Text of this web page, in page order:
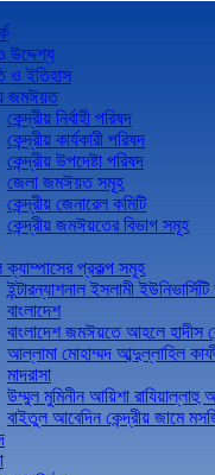
উদ্দেশ্য
ও ইতিহাস
জমঈয়ত
কেন্দ্রীয় নির্বাহী পরিষদ
কেন্দ্রীয় কার্যকারী পরিষদ
কেন্দ্রীয় উপদেষ্টা পরিষদ
জেলা জমঈয়ত সমূহ
কেন্দ্রীয় জেনারেল কমিটি
কেন্দ্রীয় জমঈয়তের বিভাগ সমূহ
ক্যাম্পাসের প্রকল্প সমূহ
ইন্টারন্যাশনাল ইসলামী
বাংলাদেশ
বাংলাদেশ জমঈয়তে আহলে হাদীস
আল্লামা মোহাম্মদ আব্দুল্লাহিল
মাদরাসা
উম্মুল মুমিনীন আয়িশা রাযিয়াল্লাহু
বাইতুল আবেদিন কেন্দ্রীয় জামে